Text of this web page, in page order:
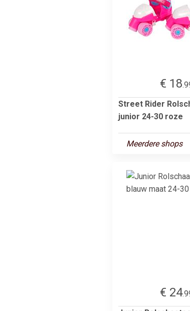
€ 18
Street Rider
junior 24-30 roze
Meerdere shops
€ 24